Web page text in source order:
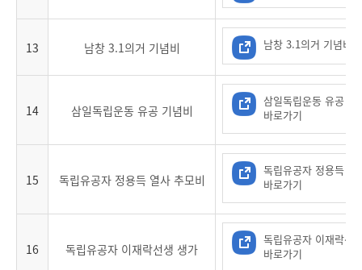
13 남창 3.1의거 기념비 남창 3.1의거 기념비
14 삼일독립운동 유공 기념비
삼일독립운동 유공 기
바로가기
15 독립유공자 정용득 열사 추모비
독립유공자 정용득 열
바로가기
16 독립유공자 이재락선생 생가
독립유공자 이재락선
바로가기